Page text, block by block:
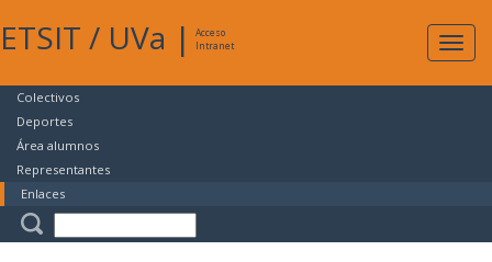
ETSIT / UVa |
Acceso
Intranet
Colectivos
Deportes
Área alumnos
Representantes
Enlaces